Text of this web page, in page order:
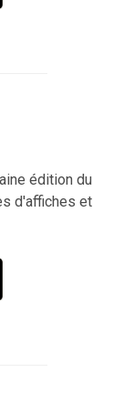
édition du
d'affiches et